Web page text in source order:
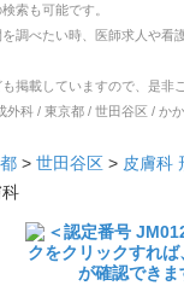
索も可能です。
調べたい時、医師求人や看
掲載していますので、是非
外科 / 東京都 / 世田谷区 / か
> 世田谷区 > 皮膚科